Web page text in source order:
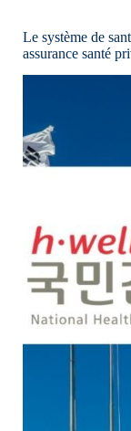
Le système de
assurance santé